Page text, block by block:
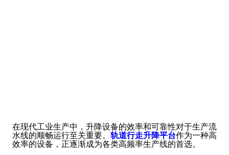
在现代工业生产中，升降设备的效率和可靠性对于生产流
水线的顺畅运行至关重要。 轨道行走升降平台作为一种高
效率的设备，正逐渐成为各类高频率生产线的首选。